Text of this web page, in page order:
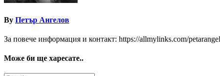
By Петър Ангелов
За повече информация и контакт: https://allmylinks.com/
Може би ще харесате..